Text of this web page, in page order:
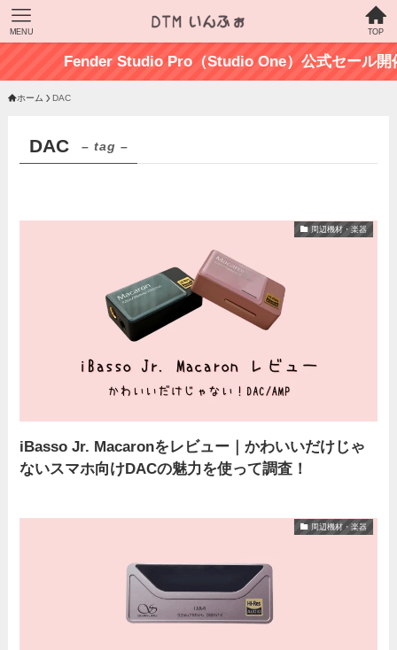
TOP
MENU
Fender Studio Pro（Studio One）公式セール開
ホーム DAC
DAC – tag –
周辺機材・楽器
iBasso Jr. Macaronをレビュー｜かわいいだけじゃ
ないスマホ向けDACの魅力を使って調査！
周辺機材・楽器